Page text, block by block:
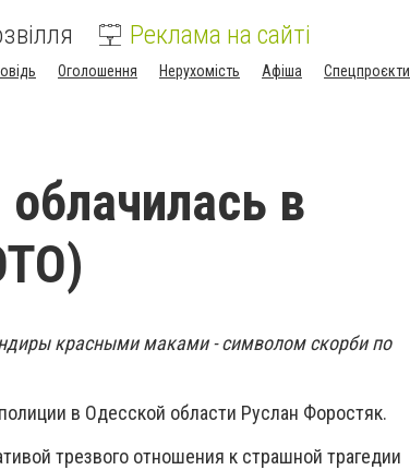
Реклама на сайті
Оголошення Нерухомість Афіша Спецпроєкти
в
красными маками - символом скорби по
в Одесской области Руслан Форостяк.
трезвого отношения к страшной трагедии